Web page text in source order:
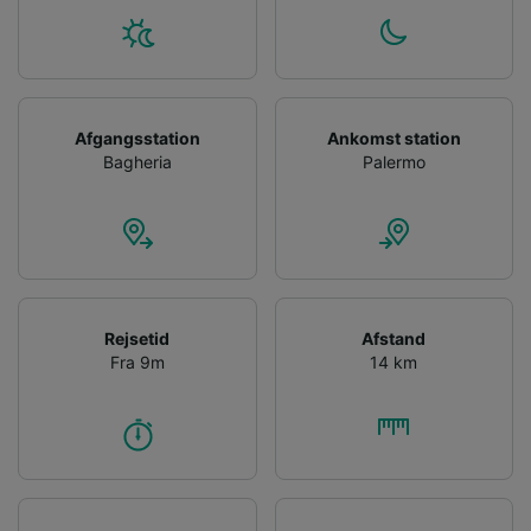
Afgangsstation
Bagheria
Ankomst station
Palermo
Rejsetid
Fra 9m
Afstand
14 km